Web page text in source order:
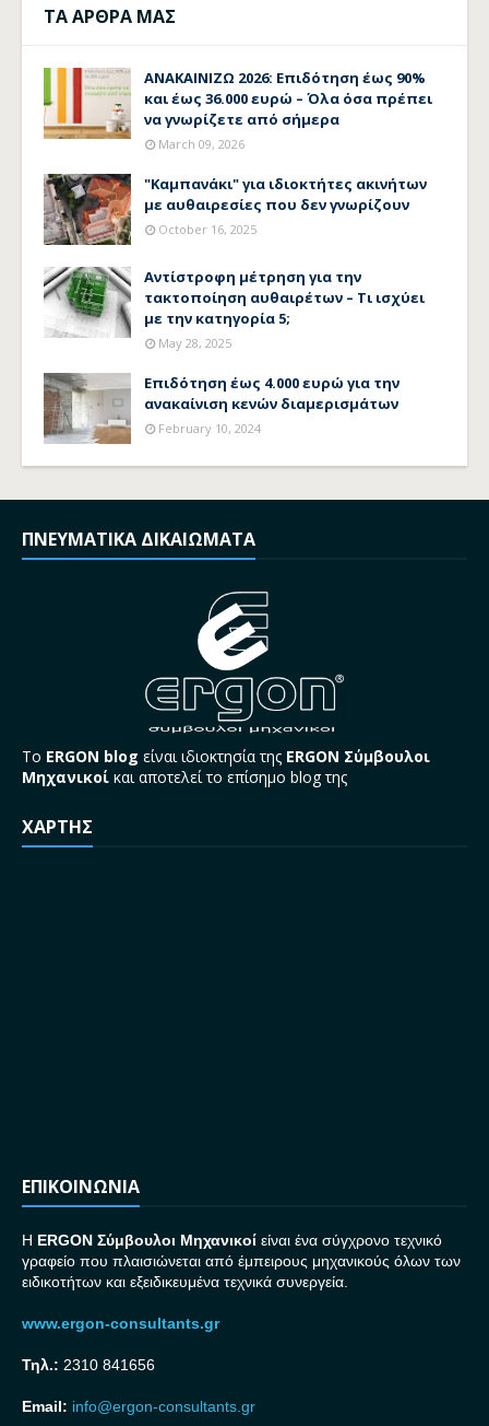
ΤΑ ΑΡΘΡΑ ΜΑΣ
ΑΝΑΚΑΙΝΙΖΩ 2026: Επιδότηση έως 90%
και έως 36.000 ευρώ – Όλα όσα πρέπει
να γνωρίζετε από σήμερα
March 09, 2026
"Καμπανάκι" για ιδιοκτήτες ακινήτων
με αυθαιρεσίες που δεν γνωρίζουν
October 16, 2025
Αντίστροφη μέτρηση για την
τακτοποίηση αυθαιρέτων – Τι ισχύει
με την κατηγορία 5;
May 28, 2025
Επιδότηση έως 4.000 ευρώ για την
ανακαίνιση κενών διαμερισμάτων
February 10, 2024
ΠΝΕΥΜΑΤΙΚΑ ΔΙΚΑΙΩΜΑΤΑ
Το ERGON blog είναι ιδιοκτησία της ERGON Σύμβουλοι
Μηχανικοί και αποτελεί το επίσημο blog της
ΧΑΡΤΗΣ
ΕΠΙΚΟΙΝΩΝΙΑ
H ERGON Σύμβουλοι Μηχανικοί είναι ένα σύγχρονο τεχνικό
γραφείο που πλαισιώνεται από έμπειρους μηχανικούς όλων των
ειδικοτήτων και εξειδικευμένα τεχνικά συνεργεία.
www.ergon-consultants.gr
Τηλ.: 2310 841656
Email: info@ergon-consultants.gr